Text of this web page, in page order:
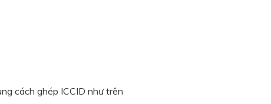
cách ghép ICCID như trên